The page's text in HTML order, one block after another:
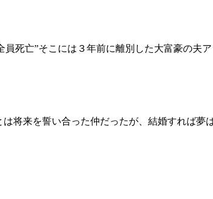
死亡”そこには３年前に離別した大富豪の夫
将来を誓い合った仲だったが、結婚すれば